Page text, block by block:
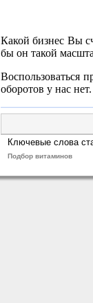
Какой бизнес Вы
бы он такой
Воспользоваться
оборотов у нас
Ключевые слова
Подбор витаминов